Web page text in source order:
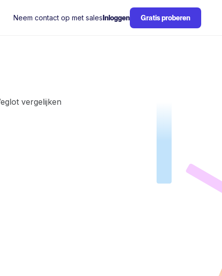
Neem contact op met sales Inloggen Gratis proberen